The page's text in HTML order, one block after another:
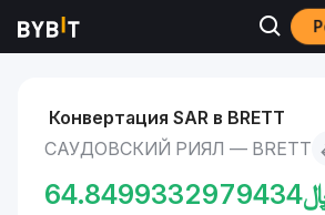
Рынки
Конвертация SAR в BRETT
САУДОВСКИЙ РИЯЛ — BRETT
64.8499332979434